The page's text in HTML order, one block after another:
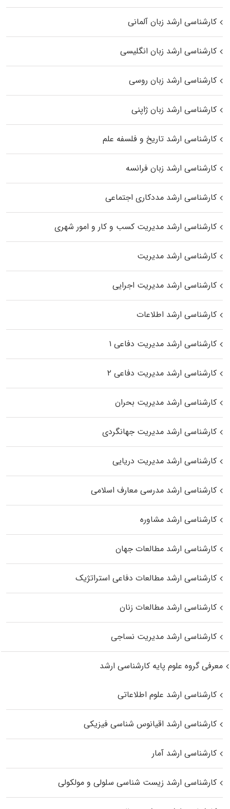
کارشناسی ارشد زبان آلمانی
کارشناسی ارشد زبان انگلیسی
کارشناسی ارشد زبان روسی
کارشناسی ارشد زبان ژاپنی
کارشناسی ارشد تاریخ و فلسفه علم
کارشناسی ارشد زبان فرانسه
کارشناسی ارشد مددکاری اجتماعی
کارشناسی ارشد مدیریت کسب و کار و امور شهری
کارشناسی ارشد مدیریت
کارشناسی ارشد مدیریت اجرایی
کارشناسی ارشد اطلاعات
کارشناسی ارشد مدیریت دفاعی ۱
کارشناسی ارشد مدیریت دفاعی ۲
کارشناسی ارشد مدیریت بحران
کارشناسی ارشد مدیریت جهانگردی
کارشناسی ارشد مدیریت دریایی
کارشناسی ارشد مدرسی معارف اسلامی
کارشناسی ارشد مشاوره
کارشناسی ارشد مطالعات جهان
کارشناسی ارشد مطالعات دفاعی استراتژیک
کارشناسی ارشد مطالعات زنان
کارشناسی ارشد مدیریت نساجی
معرفی گروه علوم پایه کارشناسی ارشد
کارشناسی ارشد علوم اطلاعاتی
کارشناسی ارشد اقیانوس‌ شناسی فیزیکی
کارشناسی ارشد آمار
کارشناسی ارشد زیست شناسی سلولی و مولکولی